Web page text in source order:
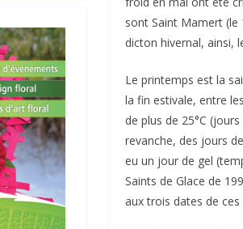
sont Saint Mamert (le
dicton hivernal, ainsi,
Le printemps est la
la fin estivale, entre
de plus de 25°C
revanche, des jours
eu un jour de gel
Saints de Glace de
aux trois dates de ces